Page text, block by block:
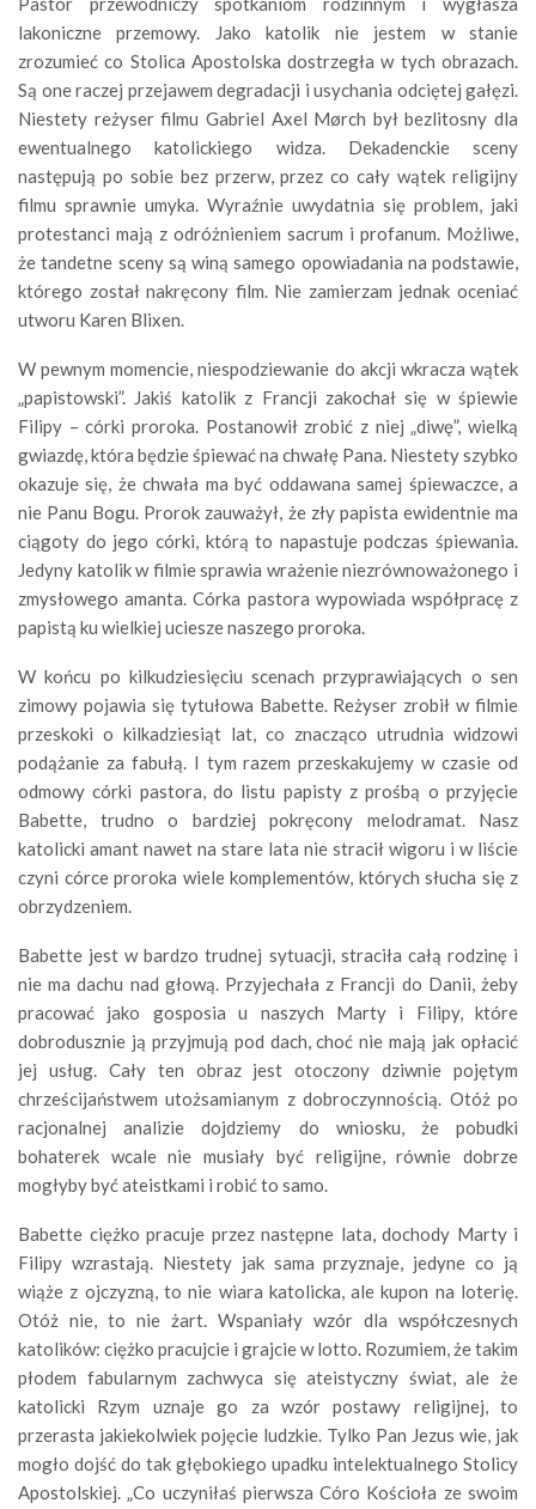
lakoniczne przemowy. Jako katolik nie jestem w stanie
zrozumieć co Stolica Apostolska dostrzegła w tych obrazach.
Są one raczej przejawem degradacji i usychania odciętej gałęzi.
Niestety reżyser filmu Gabriel Axel Mørch był bezlitosny dla
ewentualnego katolickiego widza. Dekadenckie sceny
następują po sobie bez przerw, przez co cały wątek religijny
filmu sprawnie umyka. Wyraźnie uwydatnia się problem, jaki
protestanci mają z odróżnieniem sacrum i profanum. Możliwe,
że tandetne sceny są winą samego opowiadania na podstawie,
którego został nakręcony film. Nie zamierzam jednak oceniać
utworu Karen Blixen.
W pewnym momencie, niespodziewanie do akcji wkracza wątek
„papistowski”. Jakiś katolik z Francji zakochał się w śpiewie
Filipy – córki proroka. Postanowił zrobić z niej „diwę”, wielką
gwiazdę, która będzie śpiewać na chwałę Pana. Niestety szybko
okazuje się, że chwała ma być oddawana samej śpiewaczce, a
nie Panu Bogu. Prorok zauważył, że zły papista ewidentnie ma
ciągoty do jego córki, którą to napastuje podczas śpiewania.
Jedyny katolik w filmie sprawia wrażenie niezrównoważonego i
zmysłowego amanta. Córka pastora wypowiada współpracę z
papistą ku wielkiej uciesze naszego proroka.
W końcu po kilkudziesięciu scenach przyprawiających o sen
zimowy pojawia się tytułowa Babette. Reżyser zrobił w filmie
przeskoki o kilkadziesiąt lat, co znacząco utrudnia widzowi
podążanie za fabułą. I tym razem przeskakujemy w czasie od
odmowy córki pastora, do listu papisty z prośbą o przyjęcie
Babette, trudno o bardziej pokręcony melodramat. Nasz
katolicki amant nawet na stare lata nie stracił wigoru i w liście
czyni córce proroka wiele komplementów, których słucha się z
obrzydzeniem.
Babette jest w bardzo trudnej sytuacji, straciła całą rodzinę i
nie ma dachu nad głową. Przyjechała z Francji do Danii, żeby
pracować jako gosposia u naszych Marty i Filipy, które
dobrodusznie ją przyjmują pod dach, choć nie mają jak opłacić
jej usług. Cały ten obraz jest otoczony dziwnie pojętym
chrześcijaństwem utożsamianym z dobroczynnością. Otóż po
racjonalnej analizie dojdziemy do wniosku, że pobudki
bohaterek wcale nie musiały być religijne, równie dobrze
mogłyby być ateistkami i robić to samo.
Babette ciężko pracuje przez następne lata, dochody Marty i
Filipy wzrastają. Niestety jak sama przyznaje, jedyne co ją
wiąże z ojczyzną, to nie wiara katolicka, ale kupon na loterię.
Otóż nie, to nie żart. Wspaniały wzór dla współczesnych
katolików: ciężko pracujcie i grajcie w lotto. Rozumiem, że takim
płodem fabularnym zachwyca się ateistyczny świat, ale że
katolicki Rzym uznaje go za wzór postawy religijnej, to
przerasta jakiekolwiek pojęcie ludzkie. Tylko Pan Jezus wie, jak
mogło dojść do tak głębokiego upadku intelektualnego Stolicy
Apostolskiej. „Co uczyniłaś pierwsza Córo Kościoła ze swoim